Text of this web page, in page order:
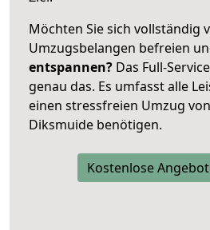
Möchten Sie sich vollständig
Umzugsbelangen befreien
entspannen? Das Full-
genau das. Es umfasst alle
einen stressfreien Umzug
Diksmuide benötigen.
Kostenlose